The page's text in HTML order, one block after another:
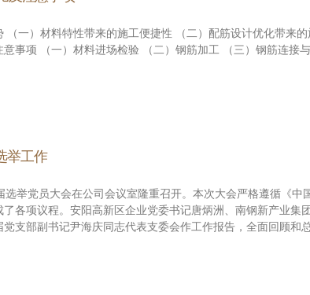
一）材料特性带来的施工便捷性 （二）配筋设计优化带来
事项 （一）材料进场检验 （二）钢筋加工 （三）钢筋连接
举工作
举党员大会在公司会议室隆重召开。本次大会严格遵循《
各项议程。安阳高新区企业党委书记唐炳洲、南钢新产业集
支部副书记尹海庆同志代表支委会作工作报告，全面回顾和